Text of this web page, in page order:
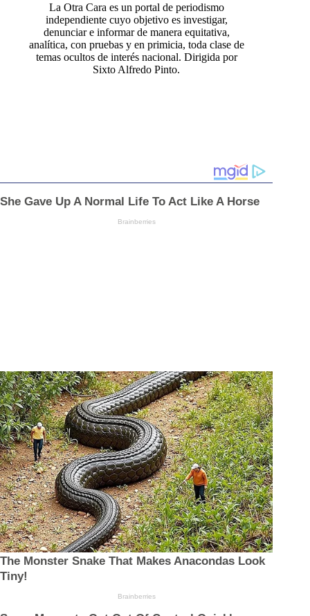
La Otra Cara es un portal de periodismo
independiente cuyo objetivo es investigar,
denunciar e informar de manera equitativa,
analítica, con pruebas y en primicia, toda clase de
temas ocultos de interés nacional. Dirigida por
Sixto Alfredo Pinto.